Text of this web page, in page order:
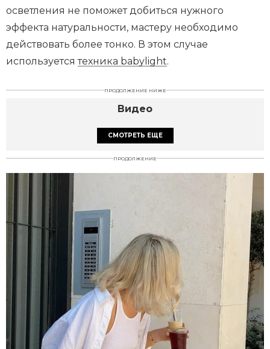
осветления не поможет добиться нужного
эффекта натуральности, мастеру необходимо
действовать более тонко. В этом случае
используетсятехника babylight.
ПРОДОЛЖЕНИЕ НИЖЕ
Видео
СМОТРЕТЬ ЕЩЕ
ПРОДОЛЖЕНИЕ